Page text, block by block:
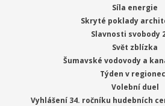
Síla energie
Skryté poklady
Slavnosti svobody
Svět zblízka
Šumavské vodovody a
Týden v
Volební duel
Vyhlášení 34. ročníku hudebních